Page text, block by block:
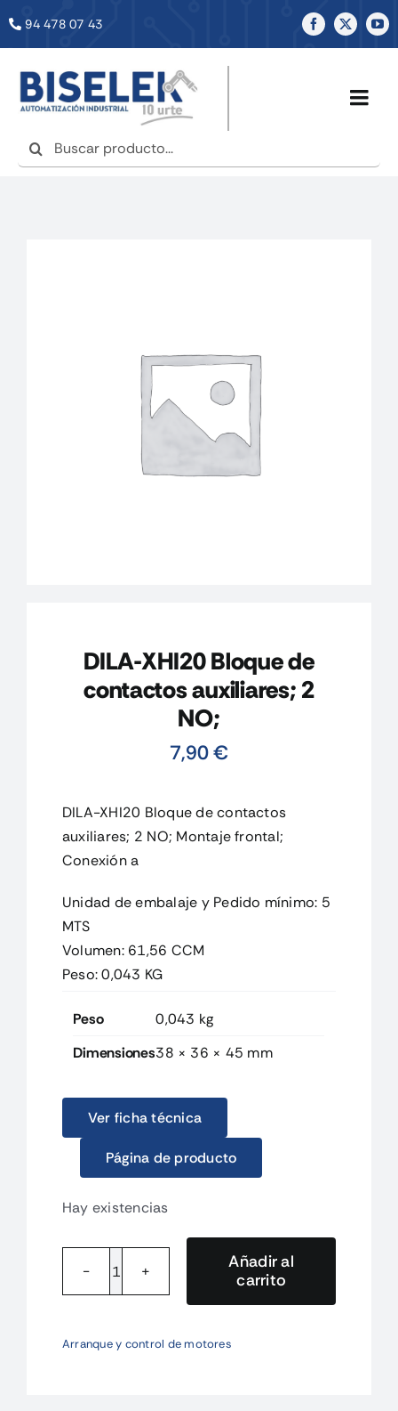
94 478 07 43
Buscar:
INICIO
DILA-XHI20 Bloque de
contactos auxiliares; 2
NO;
7,90€
DILA-XHI20 Bloque de contactos
auxiliares; 2 NO; Montaje frontal;
Conexión a
Unidad de embalaje y Pedido mínimo: 5
MTS
Volumen: 61,56 CCM
Peso: 0,043 KG
Peso
0,043 kg
Dimensiones38 × 36 × 45 mm
Ver ficha técnica
Página de producto
Hay existencias
DILA-
de
Añadir al
carrito
Arranque y control de motores